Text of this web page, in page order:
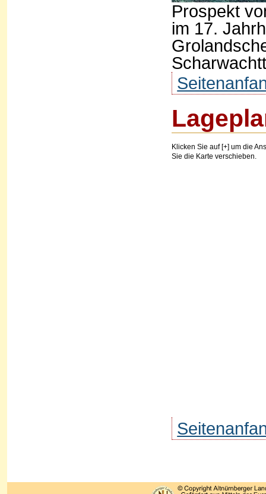
Prospekt
im 17.
Klicken Sie auf [+] um die
Sie die Karte verschieben.